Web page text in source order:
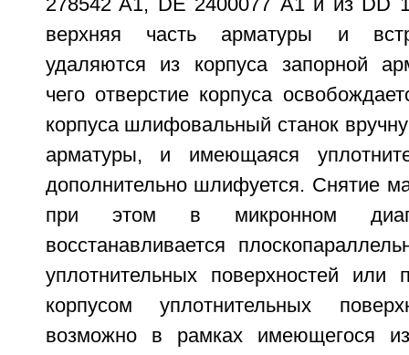
278542 A1, DE 2400077 А1 и из DD
верхняя часть арматуры и
удаляются из корпуса запорной
чего отверстие корпуса
корпуса шлифовальный станок
арматуры, и имеющаяся
дополнительно шлифуется. Снятие
при этом в микронном
восстанавливается
уплотнительных поверхностей или
корпусом уплотнительных
возможно в рамках имеющегося